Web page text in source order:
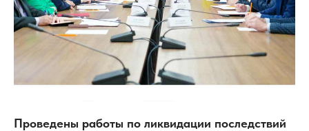
Проведены работы по ликвидации последствий